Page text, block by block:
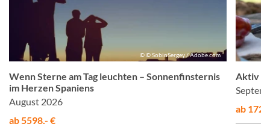
© © SobinSergey / Adobe.com
Wenn Sterne am Tag leuchten – Sonnenfinsternis
im Herzen Spaniens
August 2026
ab 5598,- €
Aktiv &
ab